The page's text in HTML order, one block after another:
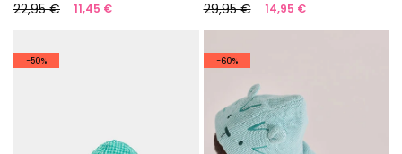
22,95 € 11,45 € 29,95 € 14,95 €
-50% -60%